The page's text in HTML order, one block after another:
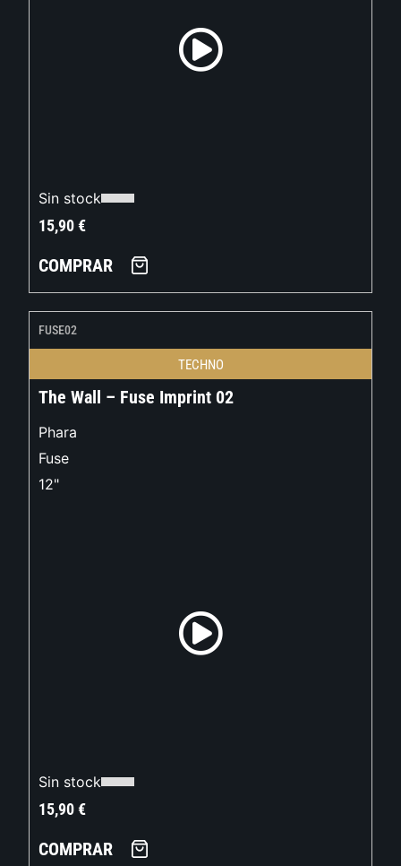
Sin stock
15,90€
COMPRAR
FUSE02
TECHNO
The Wall – Fuse Imprint 02
Phara
Fuse
12"
Sin stock
15,90€
COMPRAR